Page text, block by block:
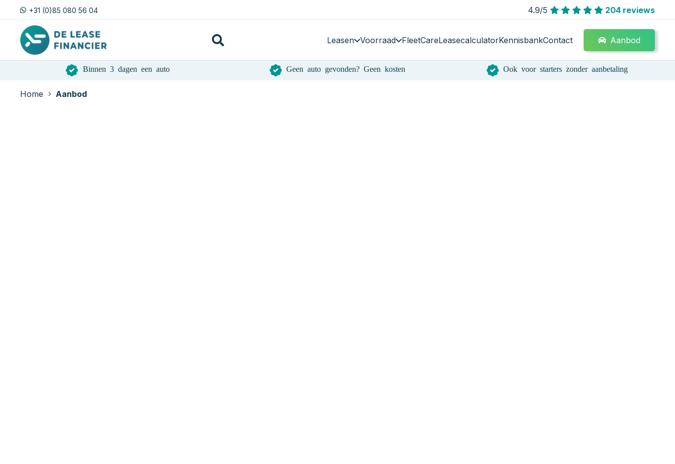
+31 (0)85 080 56 04 4.9/5 204 reviews
Leasen Voorraad FleetCareLeasecalculatorKennisbankContact Aanbod
Binnen 3 dagen een auto Geen auto gevonden? Geen kosten Ook voor starters zonder aanbetaling
Home Aanbod